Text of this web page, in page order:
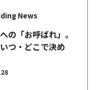
News
の「お呼ばれ」。
つ・どこで決め